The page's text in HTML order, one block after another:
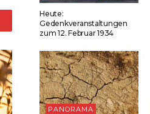
Heute:
Gedenkveranstaltungen
zum 12. Februar 1934
PANORAMA